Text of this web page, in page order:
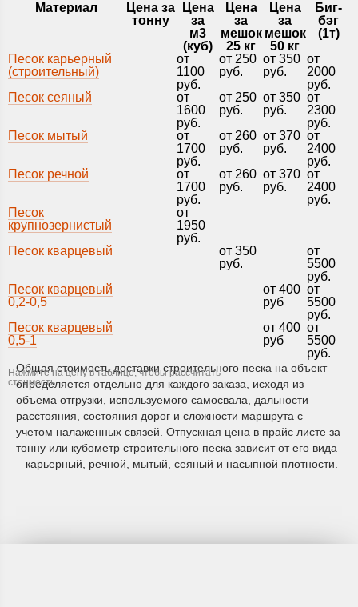
Материал
Цена за
тонну
Цена
за
м3
(куб)
Цена
за
мешок
25 кг
Цена
за
мешок
50 кг
Биг-
бэг
(1т)
Песок карьерный
(строительный)
от
1100
руб.
от 250
руб.
от 350
руб.
от
2000
руб.
Песок сеяный
от
1600
руб.
от 250
руб.
от 350
руб.
от
2300
руб.
Песок мытый
от
1700
руб.
от 260
руб.
от 370
руб.
от
2400
руб.
Песок речной
от
1700
руб.
от 260
руб.
от 370
руб.
от
2400
руб.
Песок
крупнозернистый
от
1950
руб.
Песок кварцевый
от 350
руб.
от
5500
руб.
Песок кварцевый
0,2-0,5
от 400
руб
от
5500
руб.
Песок кварцевый
0,5-1
от 400
руб
от
5500
руб.
Общая стоимость доставки строительного песка на объект
определяется отдельно для каждого заказа, исходя из
объема отгрузки, используемого самосвала, дальности
расстояния, состояния дорог и сложности маршрута с
учетом налаженных связей. Отпускная цена в прайс листе за
тонну или кубометр строительного песка зависит от его вида
– карьерный, речной, мытый, сеяный и насыпной плотности.